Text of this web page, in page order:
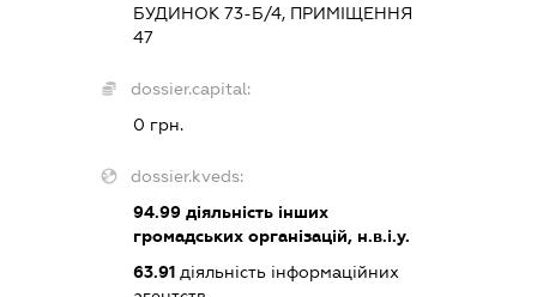
БУДИНОК 73-Б/4, ПРИМІЩЕННЯ
47
dossier.capital:
0 грн.
dossier.kveds:
94.99 діяльність інших
громадських організацій, н.в.і.у.
63.91 діяльність інформаційних